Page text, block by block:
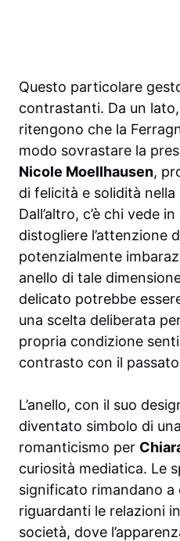
Questo particolare
contrastanti. Da un
ritengono che la
modo sovrastare la
Nicole Moellhausen,
di felicità e solidità
Dall’altro, c’è chi vede
distogliere l’attenzione
potenzialmente
anello di tale
delicato potrebbe
una scelta deliberata
propria condizione
contrasto con il
L’anello, con il suo
diventato simbolo di
romanticismo per
curiosità mediatica. Le
significato rimandano a
riguardanti le relazioni
società, dove